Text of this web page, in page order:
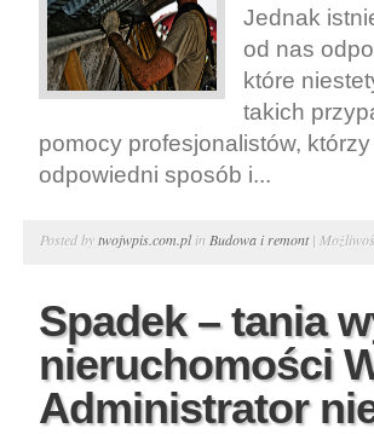
Jednak
od nas
które
takich
pomocy profesjonalistów,
odpowiedni sposób i...
Posted bytwojwpis.com.plin Budowa i remont|
Spadek – tania
nieruchomości
Administrator